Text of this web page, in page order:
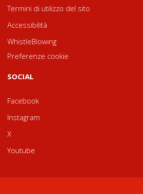
Termini di utilizzo del sito
Accessibilità
WhistleBlowing
Preferenze cookie
SOCIAL
Facebook
Instagram
X
Youtube